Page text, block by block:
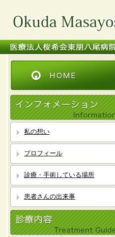
私の想い
プロフィール
診療・手術している場所
患者さんの出来事